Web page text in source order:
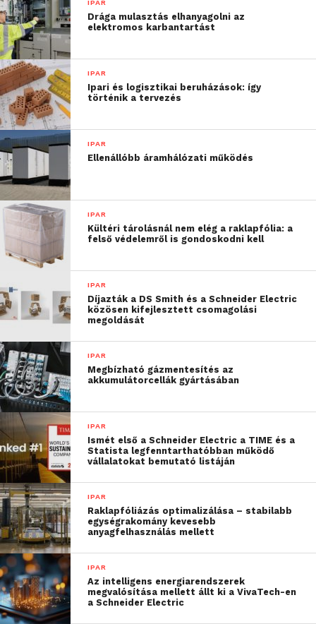
teszi lehetővé.
„Nagyon örülünk annak,
hogy részesei lehetünk a
BME-n a stratégiai
beszerzés kurzus
elindításának. A
tapasztalataink azt
mutatják, hogy az
egyetemi képzésből
kikerülő, frissen végzett
hallgatóknak nem
feltétlenül van
lehetőségük megszerezni
amire a piacon szükség
lenne. Az idén tavasszal
elindított program révén
olyan naprakész
ismeretek birtokába
juthatnak, amivel
megállhatják a helyüket
az üzleti életben, például
a mi, Budapesten működő
regionális beszerzési
központunkban, a
Budapest GSC Hub-ban”
IPAR
Drága mulasztás elhanyagolni az
elektromos karbantartást
IPAR
Ipari és logisztikai beruházások: így
történik a tervezés
IPAR
Ellenállóbb áramhálózati működés
IPAR
Kültéri tárolásnál nem elég a raklapfólia: a
felső védelemről is gondoskodni kell
IPAR
Díjazták a DS Smith és a Schneider Electric
közösen kifejlesztett csomagolási
megoldását
IPAR
Megbízható gázmentesítés az
akkumulátorcellák gyártásában
IPAR
Ismét első a Schneider Electric a TIME és a
Statista legfenntarthatóbban működő
vállalatokat bemutató listáján
IPAR
Raklapfóliázás optimalizálása – stabilabb
egységrakomány kevesebb
anyagfelhasználás mellett
IPAR
Az intelligens energiarendszerek
megvalósítása mellett állt ki a VivaTech-en
a Schneider Electric